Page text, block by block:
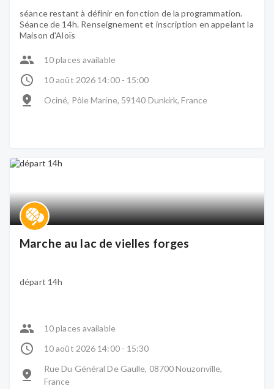
séance restant à définir en fonction de la programmation.
Séance de 14h. Renseignement et inscription en appelant la
Maison d'Aloïs
10 places available
10 août 2026 14:00 - 15:00
Ociné, Pôle Marine, 59140 Dunkirk, France
Marche au lac de vielles forges
départ 14h
10 places available
10 août 2026 14:00 - 15:30
Rue Du Général De Gaulle, 08700 Nouzonville,
France